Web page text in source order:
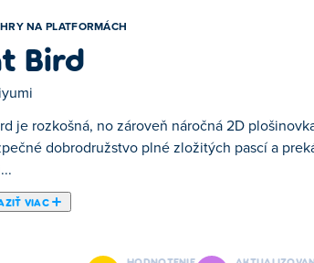
HRY NA PLATFORMÁCH
Bird
je rozkošná, no zároveň náročná 2D
dobrodružstvo plné zložitých pascí a
VIAC
plošinovka, v ktorej sa roztomilá lietajúca